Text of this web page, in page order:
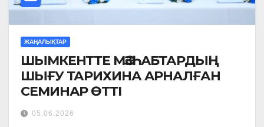
ЖАҢАЛЫҚТАР
ШЫМКЕНТТЕ МӘЗҺАБТАРДЫҢ
ШЫҒУ ТАРИХИНА АРНАЛҒАН
СЕМИНАР ӨТТІ
05.06.2026